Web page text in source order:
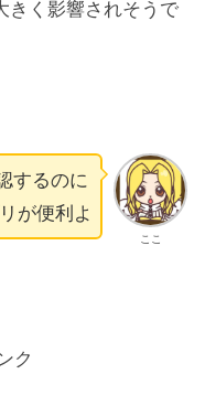
きく影響されそうで
ここ
するのに
が便利よ
ク